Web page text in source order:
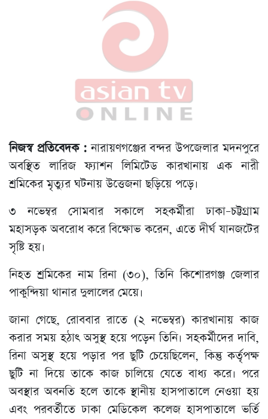
নিজস্ব প্রতিবেদক :নারায়ণগঞ্জের বন্দর উপজেলার মদনপুরে
অবস্থিত লারিজ ফ্যাশন লিমিটেড কারখানায় এক নারী
শ্রমিকের মৃত্যুর ঘটনায় উত্তেজনা ছড়িয়ে পড়ে।
৩ নভেম্বর সোমবার সকালে সহকর্মীরা ঢাকা–চট্টগ্রাম
মহাসড়ক অবরোধ করে বিক্ষোভ করেন, এতে দীর্ঘ যানজটের
সৃষ্টি হয়।
নিহত শ্রমিকের নাম রিনা (৩০), তিনি কিশোরগঞ্জ জেলার
পাকুন্দিয়া থানার দুলালের মেয়ে।
জানা গেছে, রোববার রাতে (২ নভেম্বর) কারখানায় কাজ
করার সময় হঠাৎ অসুস্থ হয়ে পড়েন তিনি। সহকর্মীদের দাবি,
রিনা অসুস্থ হয়ে পড়ার পর ছুটি চেয়েছিলেন, কিন্তু কর্তৃপক্ষ
ছুটি না দিয়ে তাকে কাজ চালিয়ে যেতে বাধ্য করে। পরে
অবস্থার অবনতি হলে তাকে স্থানীয় হাসপাতালে নেওয়া হয়
এবং পরবর্তীতে ঢাকা মেডিকেল কলেজ হাসপাতালে ভর্তি